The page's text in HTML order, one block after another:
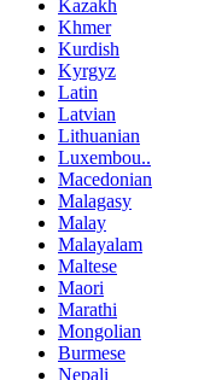
Kazakh
Khmer
Kurdish
Kyrgyz
Latin
Latvian
Lithuanian
Luxembou..
Macedonian
Malagasy
Malay
Malayalam
Maltese
Maori
Marathi
Mongolian
Burmese
Nepali